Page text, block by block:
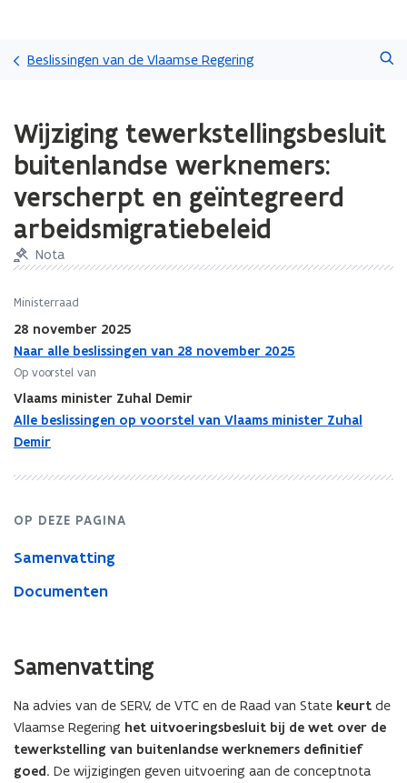
en
naar
gaan
Beslissingen van de Vlaamse Regering
met
laden.
zich
op:
Wijziging
tewerkstellingsbesluit
werknemers:
geïntegreerd
arbeidsmigratiebeleid
Wijziging tewerkstellingsbesluit
buitenlandse werknemers:
verscherpt en geïntegreerd
arbeidsmigratiebeleid
Nota
Ministerraad
28 november 2025
Naar alle beslissingen van 28 november 2025
Op voorstel van
Vlaams minister Zuhal Demir
Alle beslissingen op voorstel van Vlaams minister Zuhal
Demir
OP DEZE PAGINA
Samenvatting
Documenten
Samenvatting
Na advies van de SERV, de VTC en de Raad van State keurt de
Vlaamse Regering het uitvoeringsbesluit bij de wet over de
tewerkstelling van buitenlandse werknemers definitief
goed. De wijzigingen geven uitvoering aan de conceptnota